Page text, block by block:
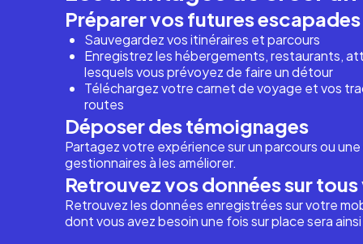
Préparer vos futures escapades
Sauvegardez vos itinéraires et parcours
Enregistrez les hébergements, restaurants,
lesquels vous prévoyez de faire un détour
Téléchargez votre carnet de voyage et vos
routes
Déposer des témoignages
Partagez votre expérience sur un parcours ou
gestionnaires à les améliorer.
Retrouvez vos données sur
Retrouvez les données enregistrées sur votre
dont vous avez besoin une fois sur place sera